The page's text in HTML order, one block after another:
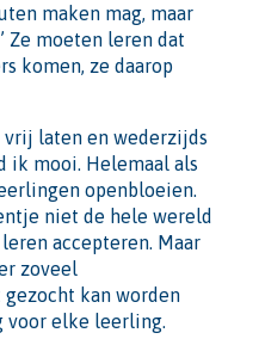
maken mag, maar
Ze moeten leren dat
komen, ze daarop
vrij laten en wederzijds
ik mooi. Helemaal als
openbloeien.
niet de hele wereld
accepteren. Maar
zoveel
kan worden
voor elke leerling.